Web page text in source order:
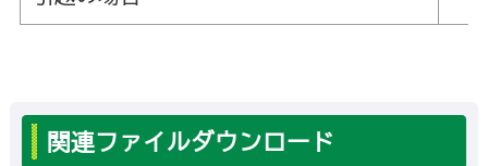
関連ファイルダウンロード